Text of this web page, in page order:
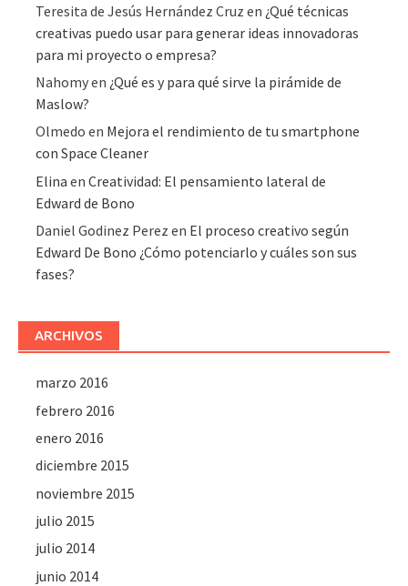
Teresita de Jesús Hernández Cruz en ¿Qué técnicas
creativas puedo usar para generar ideas innovadoras
para mi proyecto o empresa?
Nahomyen ¿Qué es y para qué sirve la pirámide de
Maslow?
Olmedo en Mejora el rendimiento de tu smartphone
con Space Cleaner
Elina enCreatividad: El pensamiento lateral de
Edward de Bono
Daniel Godinez Perez en El proceso creativo según
Edward De Bono ¿Cómo potenciarlo y cuáles son sus
fases?
ARCHIVOS
marzo 2016
febrero 2016
enero 2016
diciembre 2015
noviembre 2015
julio 2015
julio 2014
junio 2014